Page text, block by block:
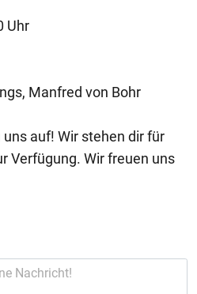
Uhr
Manfred von Bohr
auf! Wir stehen dir für
Verfügung. Wir freuen uns